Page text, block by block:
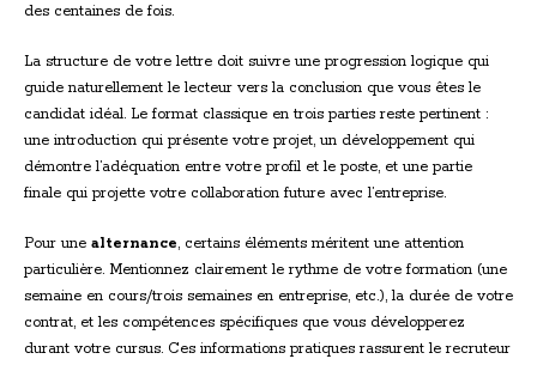
des centaines de fois.
La structure de votre lettre doit suivre une progression logique qui
guide naturellement le lecteur vers la conclusion que vous êtes le
candidat idéal. Le format classique en trois parties reste pertinent :
une introduction qui présente votre projet, un développement qui
démontre l’adéquation entre votre profil et le poste, et une partie
finale qui projette votre collaboration future avec l’entreprise.
Pour une alternance, certains éléments méritent une attention
particulière. Mentionnez clairement le rythme de votre formation (une
semaine en cours/trois semaines en entreprise, etc.), la durée de votre
contrat, et les compétences spécifiques que vous développerez
durant votre cursus. Ces informations pratiques rassurent le recruteur